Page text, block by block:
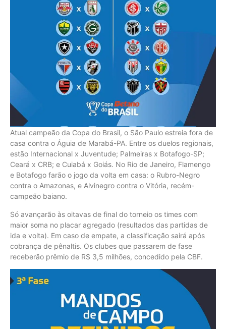
Atual campeão da Copa do Brasil, o São Paulo estreia fora de
casa contra o Águia de Marabá-PA. Entre os duelos regionais,
estão Internacional x Juventude; Palmeiras x Botafogo-SP;
Ceará x CRB; e Cuiabá x Goiás. No Rio de Janeiro, Flamengo
e Botafogo farão o jogo da volta em casa: o Rubro-Negro
contra o Amazonas, e Alvinegro contra o Vitória, recém-
campeão baiano.
Só avançarão às oitavas de final do torneio os times com
maior soma no placar agregado (resultados das partidas de
ida e volta). Em caso de empate, a classificação sairá após
cobrança de pênaltis. Os clubes que passarem de fase
receberão prêmio de R$ 3,5 milhões, concedido pela CBF.